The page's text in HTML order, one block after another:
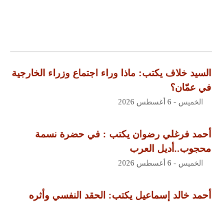
السيد خلاف يكتب: ماذا وراء اجتماع وزراء الخارجية
في عمّان؟
الخميس - 6 أغسطس 2026
أحمد فرغلي رضوان يكتب : في حضرة نسمة
محجوب..أديل العرب
الخميس - 6 أغسطس 2026
أحمد خالد إسماعيل يكتب: الحقد النفسي وأثره